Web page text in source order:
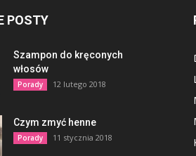
POSTY
Szampon do kręconych
włosów
Porady 12 lutego 2018
Czym zmyć henne
Porady 11 stycznia 2018